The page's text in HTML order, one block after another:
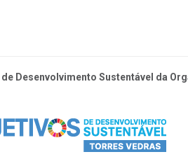
Desenvolvimento Sustentável da